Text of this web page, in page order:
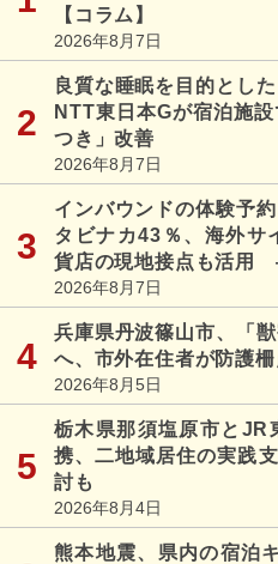
【コラム】
2026年8月7日
良質な睡眠を目的とし
NTT東日本Gが宿泊施
つき」改善
2026年8月7日
インバウンドの体験予
タビナカ43％、海外サ
貨店の現地接点も活用
2026年8月7日
兵庫県丹波篠山市、「
へ、市外在住者が防護
2026年8月5日
栃木県那須塩原市とJR
携、二地域居住の実践
討も
2026年8月4日
熊本地震、県内の宿泊